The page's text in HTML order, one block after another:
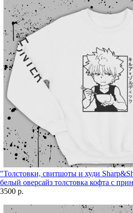
"Толстовки, свитшоты и худи
белый оверсайз толстовка кофта с
3500 р.